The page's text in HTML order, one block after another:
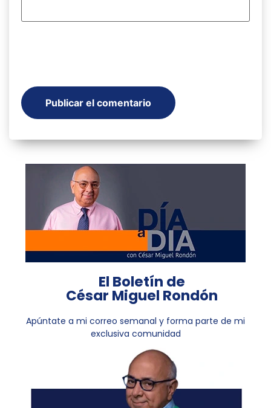
El Boletín de
César Miguel Rondón
Apúntate a mi correo semanal y forma parte de mi
exclusiva comunidad